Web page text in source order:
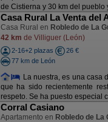
de Cistierna y 30 km del pueblo
Casa Rural La Venta del
Casa Rural en Robledo de La
42 km de Villiguer (León)
2-16+2 plazas
26 €
77 km de León
La nuestra, es una casa
que ha sido recientemente
respeto. Se ha puesto especial
Corral Casiano
Apartamento en Robledo de La